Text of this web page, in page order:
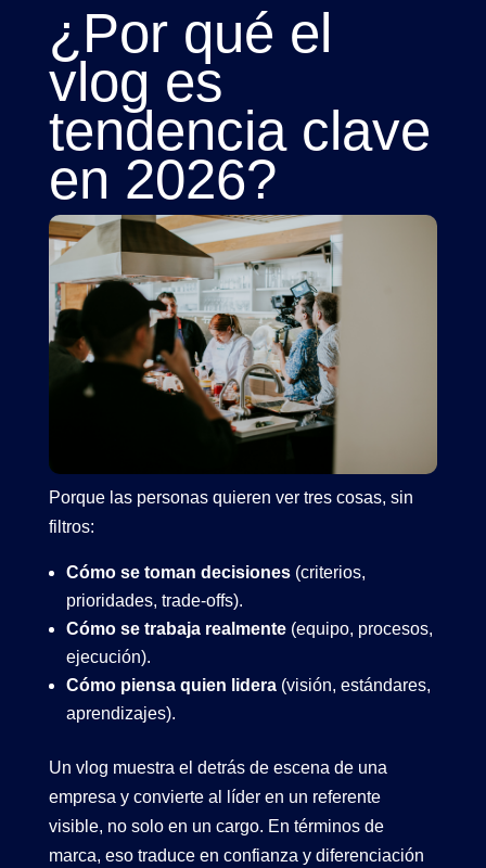
¿Por qué el
vlog es
tendencia clave
en 2026?
Porque las personas quieren ver tres cosas, sin
filtros:
Cómo se toman decisiones(criterios,
prioridades, trade-offs).
Cómo se trabaja realmente(equipo, procesos,
ejecución).
Cómo piensa quien lidera(visión, estándares,
aprendizajes).
Un vlog muestra el detrás de escena de una
empresa y convierte al líder en un referente
visible, no solo en un cargo. En términos de
marca, eso traduce en confianza y diferenciación